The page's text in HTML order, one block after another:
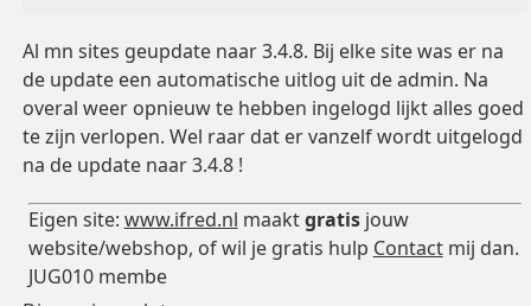
Al mn sites geupdate naar 3.4.8. Bij elke site was er na
de update een automatische uitlog uit de admin. Na
overal weer opnieuw te hebben ingelogd lijkt alles goed
te zijn verlopen. Wel raar dat er vanzelf wordt uitgelogd
na de update naar 3.4.8 !
Eigen site: www.ifred.nl maaktgratisjouw
website/webshop, of wil je gratis hulp Contactmij dan.
JUG010 membe